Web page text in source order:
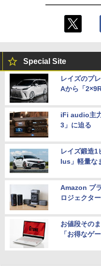
Special Site
レイズのプ
Aから「
iFi audio主
3」に迫る
レイズ鍛造1
lus」軽量な
Amazon プ
ロジェクタ
お値段その
「お得なゲ